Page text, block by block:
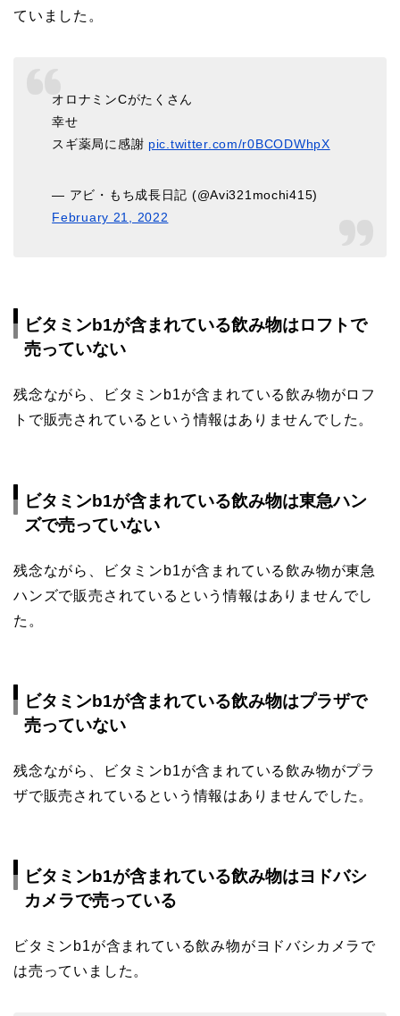
ていました。
オロナミンCがたくさん
幸せ
スギ薬局に感謝 pic.twitter.com/r0BCODWhpX
— アビ・もち成長日記 (@Avi321mochi415)
February 21, 2022
ビタミンb1が含まれている飲み物はロフトで
売っていない
残念ながら、ビタミンb1が含まれている飲み物がロフ
トで販売されているという情報はありませんでした。
ビタミンb1が含まれている飲み物は東急ハン
ズで売っていない
残念ながら、ビタミンb1が含まれている飲み物が東急
ハンズで販売されているという情報はありませんでし
た。
ビタミンb1が含まれている飲み物はプラザで
売っていない
残念ながら、ビタミンb1が含まれている飲み物がプラ
ザで販売されているという情報はありませんでした。
ビタミンb1が含まれている飲み物はヨドバシ
カメラで売っている
ビタミンb1が含まれている飲み物がヨドバシカメラで
は売っていました。